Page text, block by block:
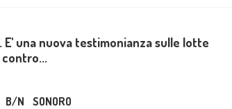
E' una nuova testimonianza sulle lotte
B/N SONORO